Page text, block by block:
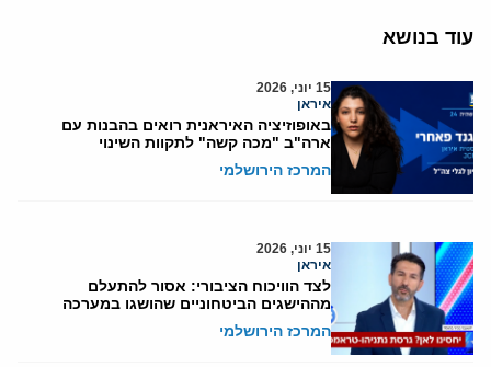
עוד בנושא
15 יוני, 2026
איראן
באופוזיציה האיראנית רואים בהבנות עם
ארה"ב "מכה קשה" לתקוות השינוי
המרכז הירושלמי
15 יוני, 2026
איראן
לצד הוויכוח הציבורי: אסור להתעלם
מההישגים הביטחוניים שהושגו במערכה
המרכז הירושלמי